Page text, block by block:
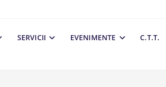
SERVICII EVENIMENTE C.T.T.